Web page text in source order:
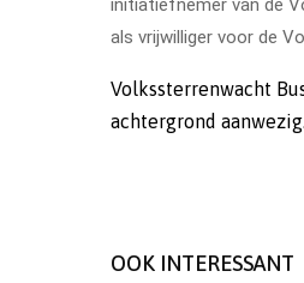
initiatiefnemer van de
als vrijwilliger voor de
Volkssterrenwacht
achtergrond
OOK INTERESSANT